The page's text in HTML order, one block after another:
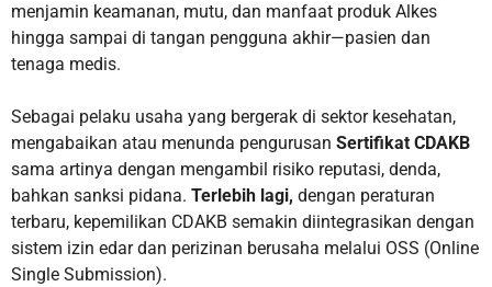
menjamin keamanan, mutu, dan manfaat produk Alkes
hingga sampai di tangan pengguna akhir—pasien dan
tenaga medis.
Sebagai pelaku usaha yang bergerak di sektor kesehatan,
mengabaikan atau menunda pengurusan Sertifikat CDAKB
sama artinya dengan mengambil risiko reputasi, denda,
bahkan sanksi pidana. Terlebih lagi, dengan peraturan
terbaru, kepemilikan CDAKB semakin diintegrasikan dengan
sistem izin edar dan perizinan berusaha melalui OSS (Online
Single Submission).